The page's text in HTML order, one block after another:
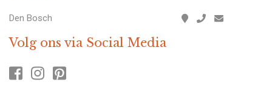
Den Bosch
Volg ons via Social Media